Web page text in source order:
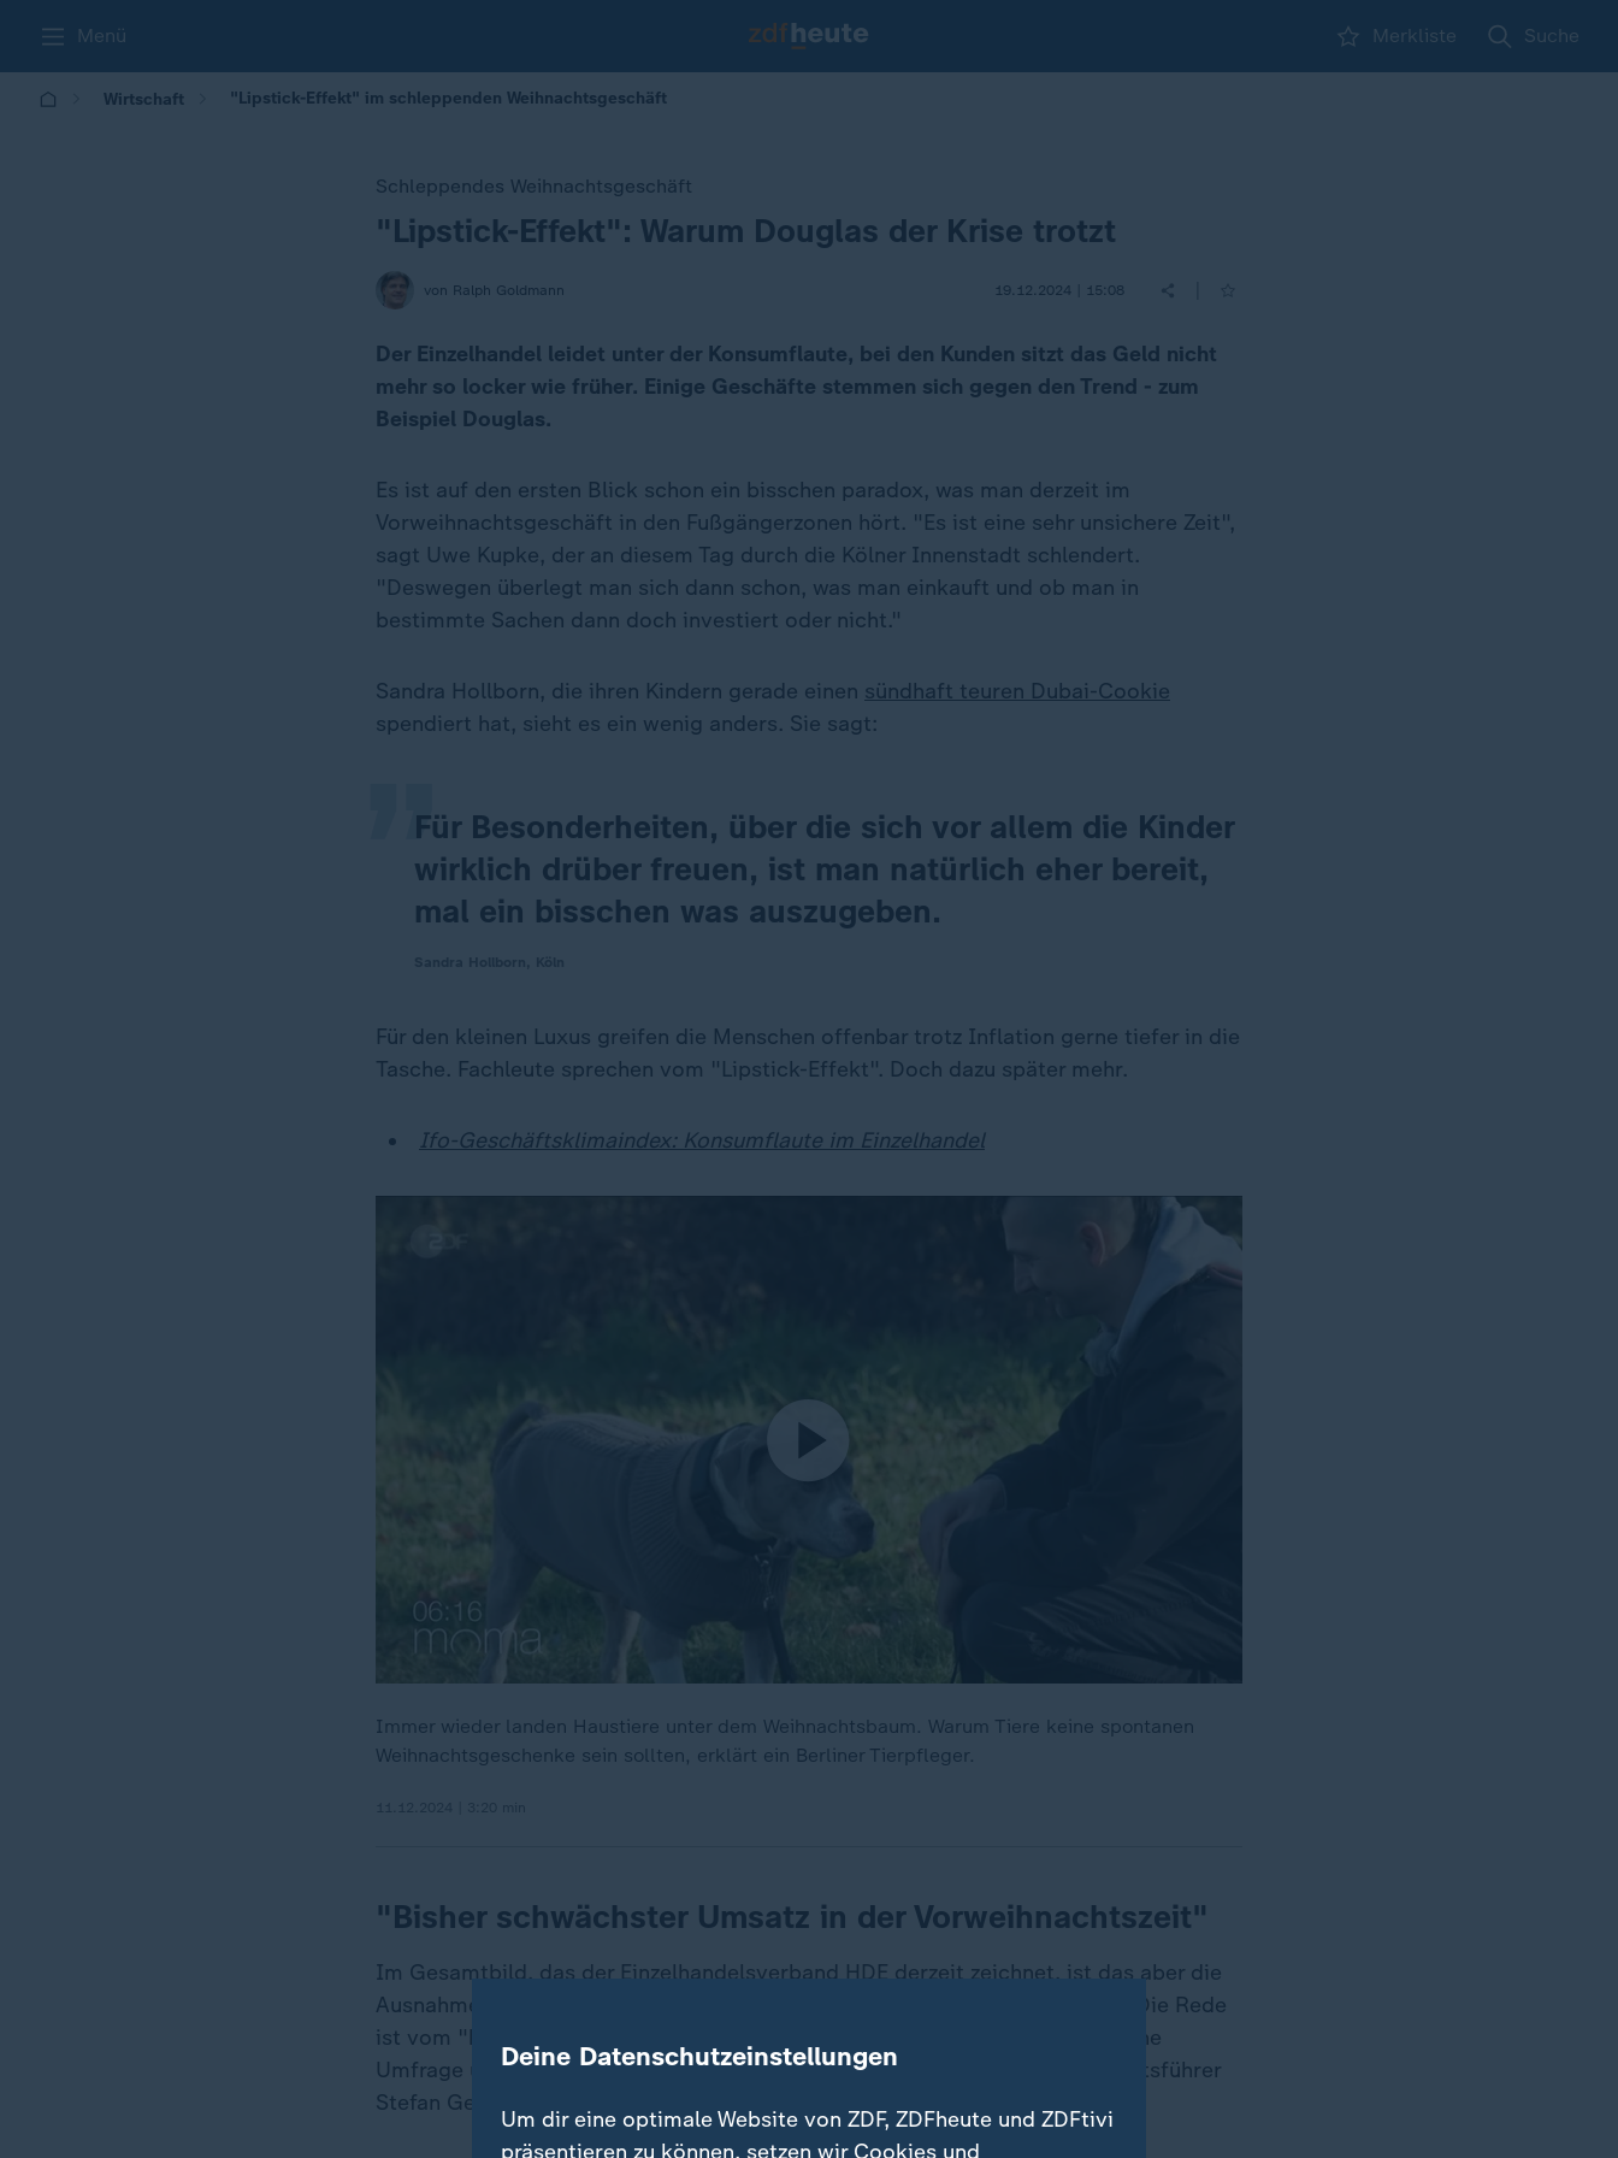
Menü Merkliste Suche
Wirtschaft "Lipstick-Effekt" im schleppenden Weihnachtsgeschäft
Schleppendes Weihnachtsgeschäft
:"Lipstick-Effekt": Warum Douglas der Krise trotzt
von Ralph Goldmann 19.12.2024 | 15:08
Der Einzelhandel leidet unter der Konsumflaute, bei den Kunden sitzt das Geld nicht
mehr so locker wie früher. Einige Geschäfte stemmen sich gegen den Trend - zum
Beispiel Douglas.
Es ist auf den ersten Blick schon ein bisschen paradox, was man derzeit im
Vorweihnachtsgeschäft in den Fußgängerzonen hört. "Es ist eine sehr unsichere Zeit",
sagt Uwe Kupke, der an diesem Tag durch die Kölner Innenstadt schlendert.
"Deswegen überlegt man sich dann schon, was man einkauft und ob man in
bestimmte Sachen dann doch investiert oder nicht."
Sandra Hollborn, die ihren Kindern gerade einen sündhaft teuren Dubai-Cookie
spendiert hat, sieht es ein wenig anders. Sie sagt:
Für Besonderheiten, über die sich vor allem die Kinder
wirklich drüber freuen, ist man natürlich eher bereit,
mal ein bisschen was auszugeben.
„
Für den kleinen Luxus greifen die Menschen offenbar trotz Inflation gerne tiefer in die
Tasche. Fachleute sprechen vom "Lipstick-Effekt". Doch dazu später mehr.
Ifo-Geschäftsklimaindex: Konsumflaute im Einzelhandel
Immer wieder landen Haustiere unter dem Weihnachtsbaum. Warum Tiere keine spontanen
Weihnachtsgeschenke sein sollten, erklärt ein Berliner Tierpfleger.
"Bisher schwächster Umsatz in der Vorweihnachtszeit"
Im Gesamtbild, das der Einzelhandelsverband HDE derzeit zeichnet, ist das aber die
Ausnahme. Denn die zweite Dezemberwoche war für den HDE ernüchternd. Die Rede
ist vom "bisher schwächsten Umsatz in der Vorweihnachtszeit". Das habe eine
Umfrage unter 300 Händlerinnen und Händlern ergeben. HDE-Hauptgeschäftsführer
Stefan Genth erklärt:
Deine Datenschutzeinstellungen
Um dir eine optimale Website von ZDF, ZDFheute und ZDFtivi
präsentieren zu können, setzen wir Cookies und